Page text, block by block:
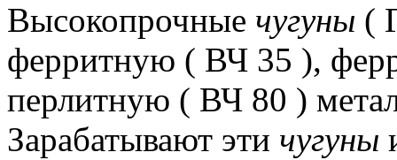
Высокопрочные чугуны (
ферритную ( ВЧ 35 ),
перлитную ( ВЧ 80 )
Зарабатывают эти чугуны